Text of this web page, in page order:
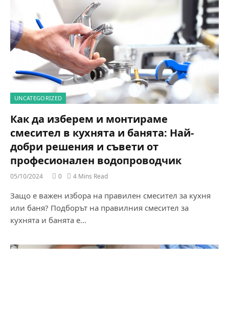
UNCATEGORIZED
Как да изберем и монтираме
смесител в кухнята и банята: Най-
добри решения и съвети от
професионален водопроводчик
05/10/2024 0 4 Mins Read
Защо е важен избора на правилен смесител за кухня
или баня? Подборът на правилния смесител за
кухнята и банята е…